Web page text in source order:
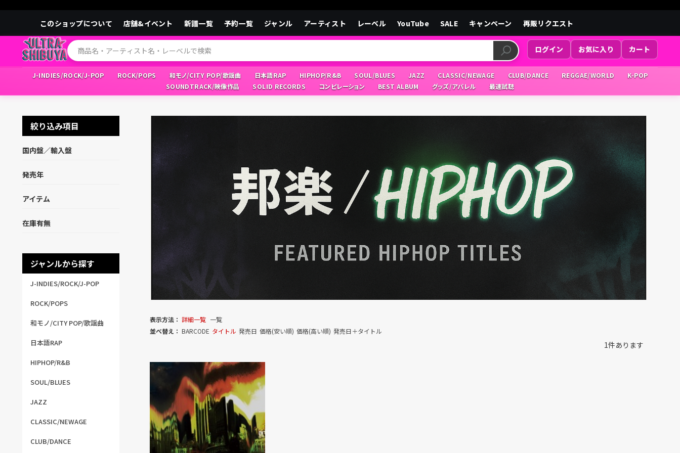
このショップについて 店舗&イベント 新譜一覧 予約一覧 ジャンル アーティスト レーベル YouTube SALE キャンペーン 再販リクエスト
ログイン お気に入り カート
J-INDIES/ROCK/J-POP ROCK/POPS 和モノ/CITY POP/歌謡曲 日本語RAP HIPHOP/R&B SOUL/BLUES JAZZ CLASSIC/NEWAGE CLUB/DANCE REGGAE/WORLD
K-POP
SOUNDTRACK/映像作品
SOLID RECORDS コンピレーション BEST ALBUM グッズ/アパレル 最速試聴
絞り込み項目
国内盤／輸入盤
発売年
アイテム
在庫有無
ジャンルから探す
J-INDIES/ROCK/J-POP
ROCK/POPS
和モノ/CITY POP/歌謡曲
日本語RAP
HIPHOP/R&B
SOUL/BLUES
JAZZ
CLASSIC/NEWAGE
CLUB/DANCE
表示方法： 詳細一覧 一覧
並べ替え： BARCODE タイトル 発売日 価格(安い順) 価格(高い順) 発売日＋タイトル
1件あります